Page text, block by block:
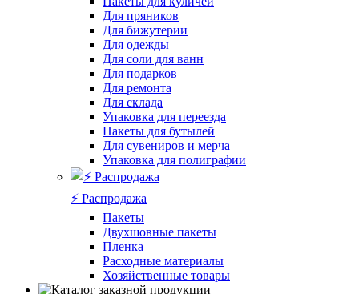
Для пряников
Для бижутерии
Для одежды
Для соли для ванн
Для подарков
Для ремонта
Для склада
Упаковка для переезда
Пакеты для бутылей
Для сувениров и мерча
Упаковка для полиграфии
⚡️ Распродажа
Пакеты
Двухшовные пакеты
Пленка
Расходные материалы
Хозяйственные товары